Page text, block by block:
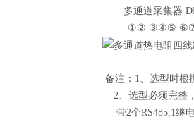
多通道采集器
①② ③④⑤
备注：1、选型时根
2、选型必须完整
带2个RS485,1继电